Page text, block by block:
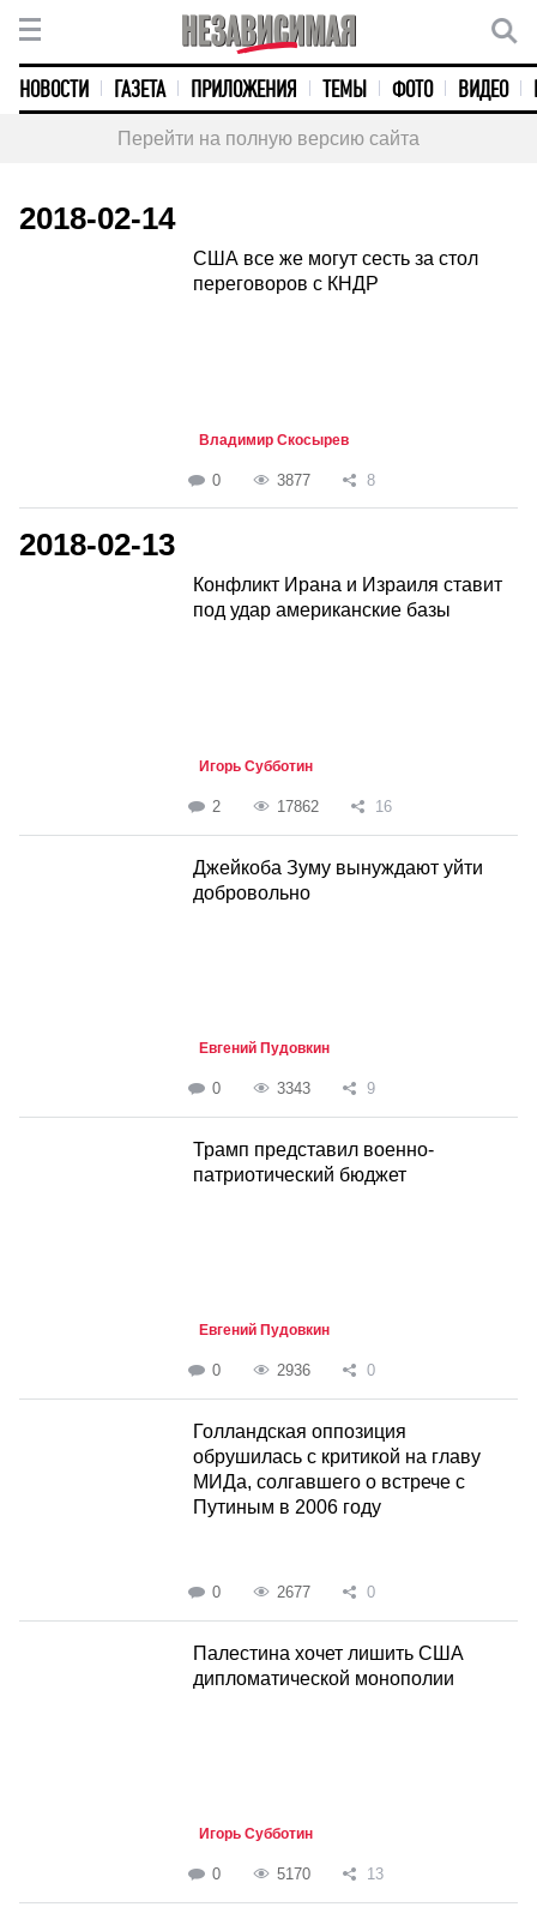
НОВОСТИ ГАЗЕТА ПРИЛОЖЕНИЯ ТЕМЫ ФОТО ВИДЕО
Перейти на полную версию сайта
2018-02-14
США все же могут сесть за стол
переговоров с КНДР
Владимир Скосырев
0 3877 8
2018-02-13
Конфликт Ирана и Израиля ставит
под удар американские базы
Игорь Субботин
2 17862 16
Джейкоба Зуму вынуждают уйти
добровольно
Евгений Пудовкин
0 3343 9
Трамп представил военно-
патриотический бюджет
Евгений Пудовкин
0 2936 0
Голландская оппозиция
обрушилась с критикой на главу
МИДа, солгавшего о встрече с
Путиным в 2006 году
0 2677 0
Палестина хочет лишить США
дипломатической монополии
Игорь Субботин
0 5170 13